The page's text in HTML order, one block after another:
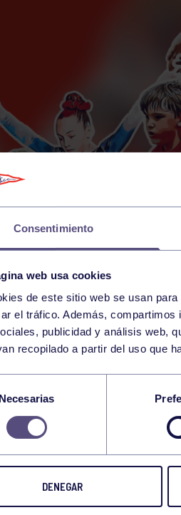
Consentimiento
web usa cookies
de este sitio web se usan
el tráfico. Además,
publicidad y análisis web,
recopilado a partir del uso que
Necesarias
DENEGAR
12:30-
12 JUL 2025